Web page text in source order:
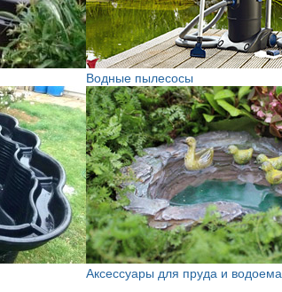
Водные пылесосы
Аксессуары для пруда и водоема